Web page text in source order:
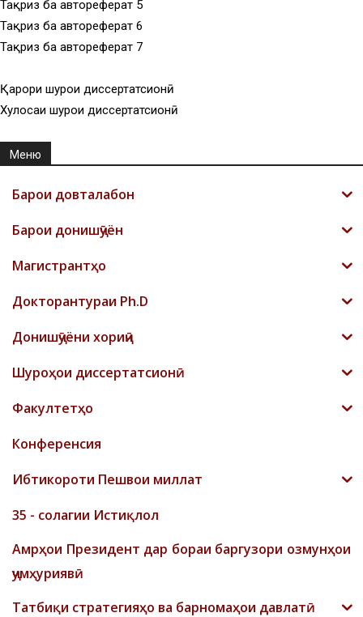
Тақриз ба автореферат 5
Тақриз ба автореферат 6
Тақриз ба автореферат 7
Қарори шурои диссертатсионӣ
Хулосаи шурои диссертатсионӣ
Меню
Барои довталабон
Барои донишҷӯён
Магистрантҳо
Докторантураи Ph.D
Донишҷӯёни хориҷӣ
Шyроҳои диссертатсионӣ
Факултетҳо
Конференсия
Ибтикороти Пешвои миллат
35 - солагии Истиқлол
Амрҳои Президент дар бораи баргузори озмунҳои
ҷумҳуриявӣ
Татбиқи стратегияҳо ва барномаҳои давлатӣ